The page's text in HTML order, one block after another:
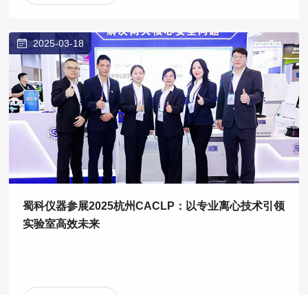
2025-03-18
蜀科仪器参展2025杭州CACLP：以专业离心技术引领
实验室高效未来